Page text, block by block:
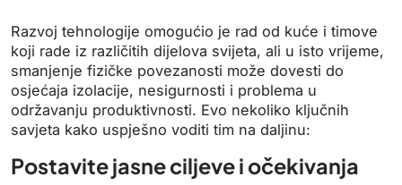
Razvoj tehnologije omogućio je rad od kuće i timove
koji rade iz različitih dijelova svijeta, ali u isto vrijeme,
smanjenje fizičke povezanosti može dovesti do
osjećaja izolacije, nesigurnosti i problema u
održavanju produktivnosti. Evo nekoliko ključnih
savjeta kako uspješno voditi tim na daljinu:
Postavite jasne ciljeve i očekivanja